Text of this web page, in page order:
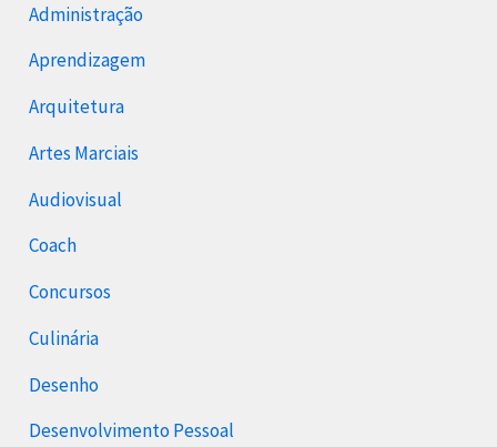
Administração
Aprendizagem
Arquitetura
Artes Marciais
Audiovisual
Coach
Concursos
Culinária
Desenho
Desenvolvimento Pessoal